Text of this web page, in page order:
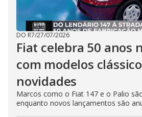
DO R7/27/07/2026
Fiat celebra 50 anos
com modelos
novidades
Marcos como o Fiat 147 e o Palio
enquanto novos lançamentos são